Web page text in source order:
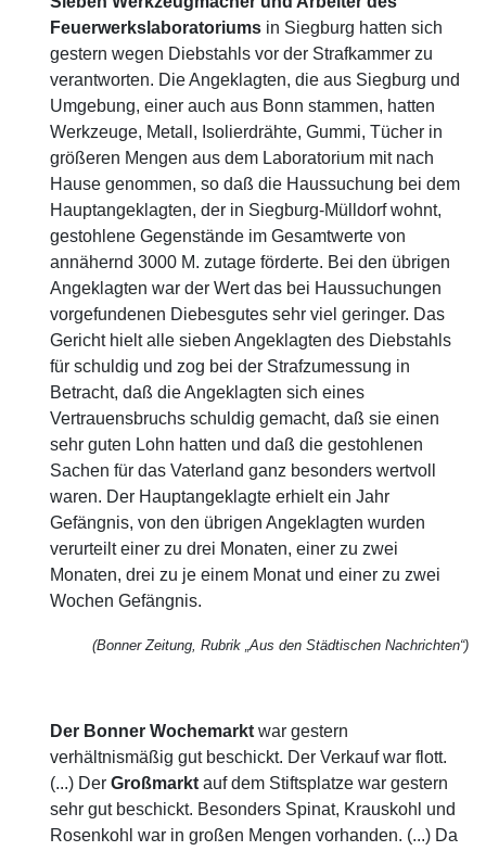
Feuerwerkslaboratoriums in Siegburg hatten sich
gestern wegen Diebstahls vor der Strafkammer zu
verantworten. Die Angeklagten, die aus Siegburg und
Umgebung, einer auch aus Bonn stammen, hatten
Werkzeuge, Metall, Isolierdrähte, Gummi, Tücher in
größeren Mengen aus dem Laboratorium mit nach
Hause genommen, so daß die Haussuchung bei dem
Hauptangeklagten, der in Siegburg-Mülldorf wohnt,
gestohlene Gegenstände im Gesamtwerte von
annähernd 3000 M. zutage förderte. Bei den übrigen
Angeklagten war der Wert das bei Haussuchungen
vorgefundenen Diebesgutes sehr viel geringer. Das
Gericht hielt alle sieben Angeklagten des Diebstahls
für schuldig und zog bei der Strafzumessung in
Betracht, daß die Angeklagten sich eines
Vertrauensbruchs schuldig gemacht, daß sie einen
sehr guten Lohn hatten und daß die gestohlenen
Sachen für das Vaterland ganz besonders wertvoll
waren. Der Hauptangeklagte erhielt ein Jahr
Gefängnis, von den übrigen Angeklagten wurden
verurteilt einer zu drei Monaten, einer zu zwei
Monaten, drei zu je einem Monat und einer zu zwei
Wochen Gefängnis.
(Bonner Zeitung, Rubrik „Aus den Städtischen Nachrichten“)
Der Bonner Wochemarkt war gestern
verhältnismäßig gut beschickt. Der Verkauf war flott.
(...) Der Großmarkt auf dem Stiftsplatze war gestern
sehr gut beschickt. Besonders Spinat, Krauskohl und
Rosenkohl war in großen Mengen vorhanden. (...) Da